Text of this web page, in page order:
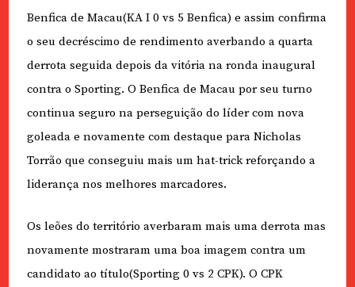
Benfica de Macau(KA I 0 vs 5 Benfica) e assim confirma
o seu decréscimo de rendimento averbando a quarta
derrota seguida depois da vitória na ronda inaugural
contra o Sporting. O Benfica de Macau por seu turno
continua seguro na perseguição do líder com nova
goleada e novamente com destaque para Nicholas
Torrão que conseguiu mais um hat-trick reforçando a
liderança nos melhores marcadores.
Os leões do território averbaram mais uma derrota mas
novamente mostraram uma boa imagem contra um
candidato ao título(Sporting 0 vs 2 CPK). O CPK